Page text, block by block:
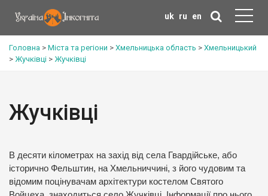
uk ru en
Головна > Міста та регіони > Хмельницька область > Хмельницький
> Жучківці > Жучківці
Жучківці
В десяти кілометрах на захід від села Гвардійське, або
історично Фельштин, на Хмельниччині, з його чудовим та
відомим поцінувачам архітектури костелом Святого